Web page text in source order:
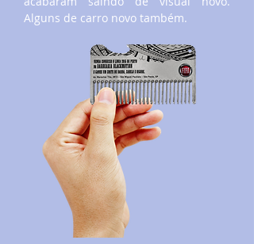
Alguns de carro novo também.